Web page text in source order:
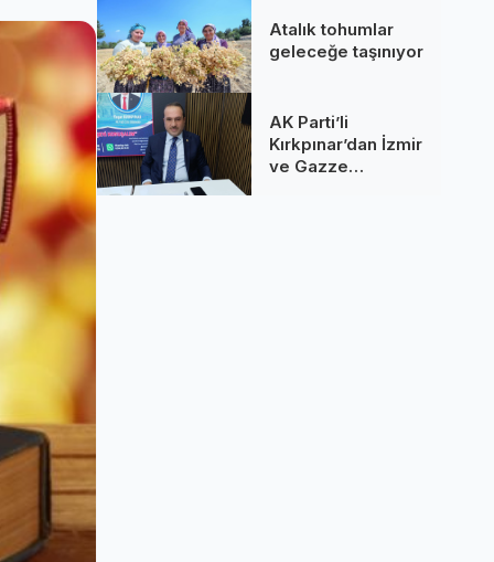
Atalık tohumlar
geleceğe taşınıyor
AK Parti’li
Kırkpınar’dan İzmir
ve Gazze